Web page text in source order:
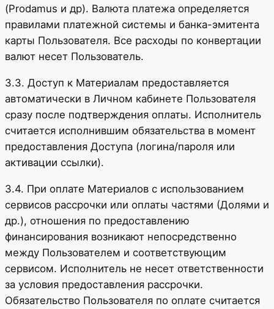
(Prodamus и др). Валюта платежа определяется
правилами платежной системы и банка-эмитента
карты Пользователя. Все расходы по конвертации
валют несет Пользователь.
3.3. Доступ к Материалам предоставляется
автоматически в Личном кабинете Пользователя
сразу после подтверждения оплаты. Исполнитель
считается исполнившим обязательства в момент
предоставления Доступа (логина/пароля или
активации ссылки).
3.4. При оплате Материалов с использованием
сервисов рассрочки или оплаты частями (Долями и
др.), отношения по предоставлению
финансирования возникают непосредственно
между Пользователем и соответствующим
сервисом. Исполнитель не несет ответственности
за условия предоставления рассрочки.
Обязательство Пользователя по оплате считается